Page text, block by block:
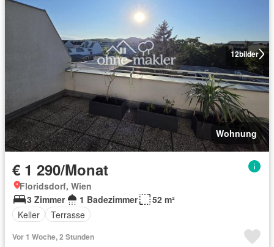
12bilder
Wohnung
€ 1 290/Monat
Floridsdorf, Wien
3 Zimmer
1 Badezimmer
52 m²
Keller
Terrasse
Vor 1 Woche, 2 Stunden